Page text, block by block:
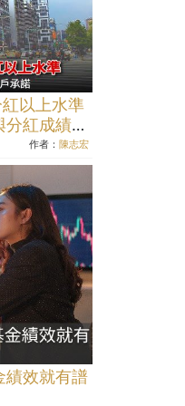
以上水準
紅成績實
作者：陳志宏
績效就有譜